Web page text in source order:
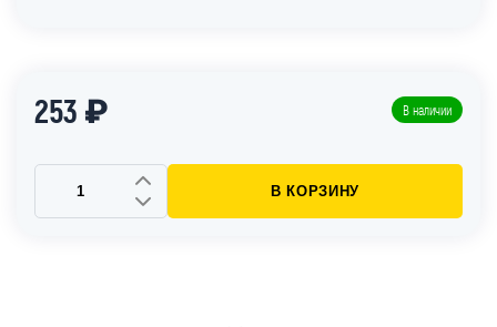
253 ₽ В наличии
В КОРЗИНУ